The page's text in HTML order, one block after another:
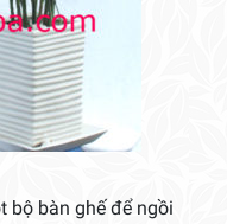
bộ bàn ghế để ngồi